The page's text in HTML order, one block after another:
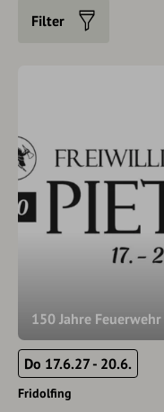
Filter
150 Jahre
Do 17.6.27 - 20.6.
Fridolfing